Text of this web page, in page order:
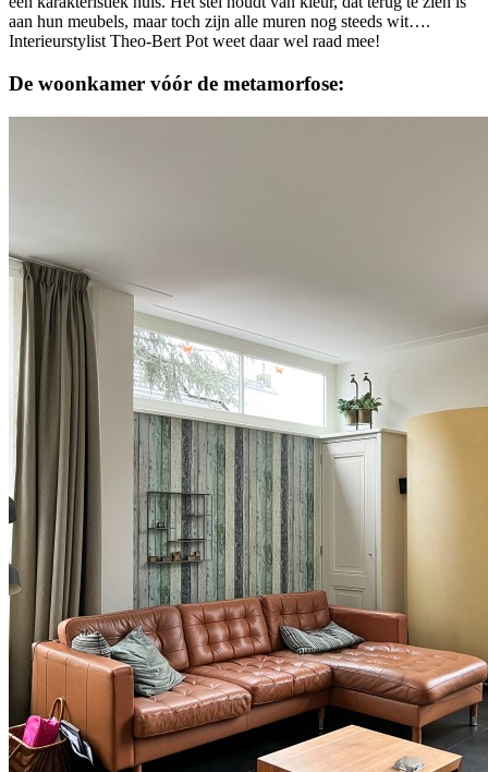
aan hun meubels, maar toch zijn alle muren nog steeds wit….
Interieurstylist Theo-Bert Pot weet daar wel raad mee!
De woonkamer vóór de metamorfose: